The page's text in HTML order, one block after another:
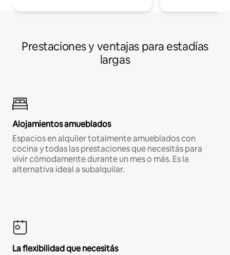
Prestaciones y ventajas para estadías
largas
Alojamientos amueblados
Espacios en alquiler totalmente amueblados con
cocina y todas las prestaciones que necesitás para
vivir cómodamente durante un mes o más. Es la
alternativa ideal a subalquilar.
La flexibilidad que necesitás